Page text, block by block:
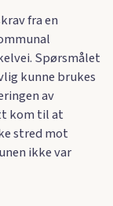
fra en
Spørsmålet
kunne brukes
av
kom til at
stred mot
ikke var